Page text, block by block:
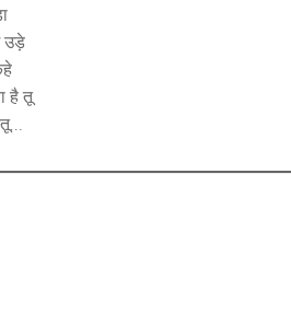
उड़े
है तू
तू…